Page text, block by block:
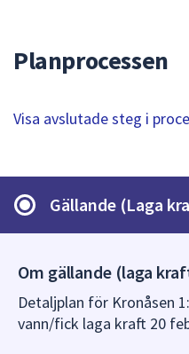
Planprocessen
Visa avslutade steg i
Gällande (Laga
Om gällande (laga
Detaljplan för Kronåsen
vann/fick laga kraft 20